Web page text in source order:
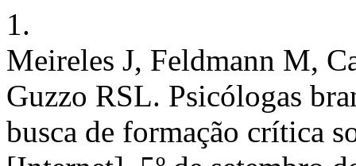
1.
Meireles J, Feldmann M,
Guzzo RSL. Psicólogas
busca de formação crítica